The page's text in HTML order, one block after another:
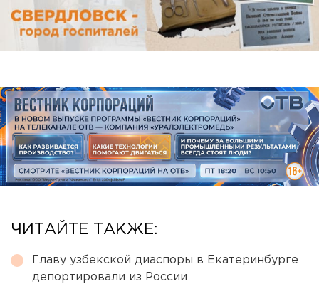
ЧИТАЙТЕ ТАКЖЕ:
Главу узбекской диаспоры в Екатеринбурге
депортировали из России